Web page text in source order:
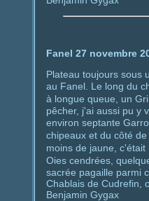
Fanel 27 novembre
Plateau toujours sous
au Fanel. Le long du
à longue queue, un
pêcher, j'ai aussi pu y
environ septante
chipeaux et du côté
moins de jaune, c'était
Oies cendrées,
sacrée pagaille parmi
Chablais de Cudrefin,
Benjamin Gygax